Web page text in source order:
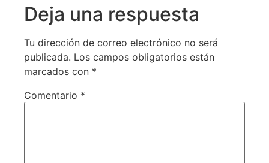
Deja una respuesta
Tu dirección de correo electrónico no será
publicada. Los campos obligatorios están
marcados con *
Comentario *